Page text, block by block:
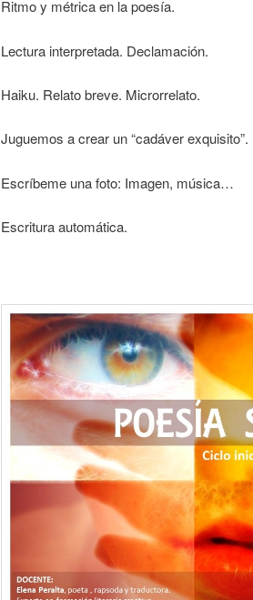
Ritmo y métrica en la poesía.
Lectura interpretada. Declamación.
Haiku. Relato breve. Microrrelato.
Juguemos a crear un “cadáver exquisito”.
Escríbeme una foto: Imagen, música…
Escritura automática.